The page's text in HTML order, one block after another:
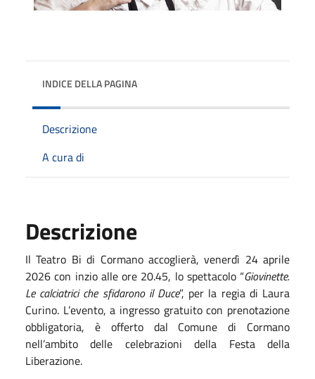
INDICE DELLA PAGINA
Descrizione
A cura di
Descrizione
Il Teatro Bi di Cormano accoglierà, venerdì 24 aprile
2026 con inzio alle ore 20.45, lo spettacolo “Giovinette.
Le calciatrici che sfidarono il Duce”, per la regia di Laura
Curino. L’evento, a ingresso gratuito con prenotazione
obbligatoria, è offerto dal Comune di Cormano
nell’ambito delle celebrazioni della Festa della
Liberazione.